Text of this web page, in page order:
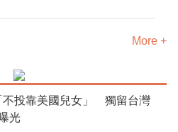
More +
不投靠美國兒女」 獨留台灣
光